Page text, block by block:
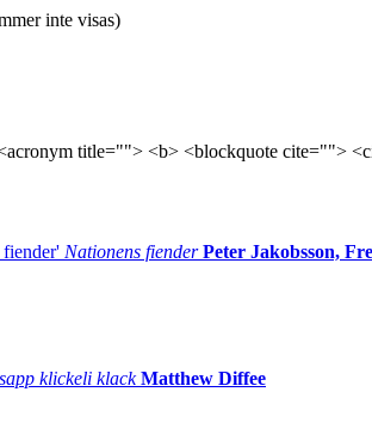
inte visas)
title=""> <b> <blockquote cite="">
Nationens fiender Peter Jakobsson,
klickeli klack Matthew Diffee